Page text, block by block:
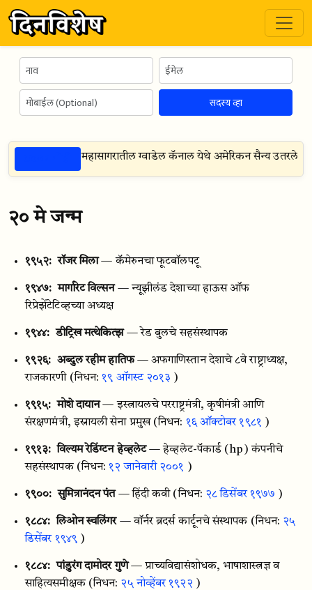
सदस्य व्हा
महायुद्ध प्रशांत महासागरातील ग्वाडेल कॅनाल येथे अमेरिकन सैन्य उतरले व
२० मे जन्म
१९५२: रॉजर मिला — कॅमेरुनचा फूटबॉलपटू
१९४७: मार्गारेट विल्सन — न्यूझीलंड देशाच्या हाऊस ऑफ
रिप्रेझेंटेटिव्हच्या अध्यक्ष
१९४४: डीट्रिख मत्थेकित्झ — रेड बुलचे सहसंस्थापक
१९२६: अब्दुल रहीम हातिफ — अफगाणिस्तान देशाचे ८वे राष्ट्राध्यक्ष,
राजकारणी (निधन:१९ ऑगस्ट २०१३ )
१९१५: मोशे दायान — इस्त्रायलचे परराष्ट्रमंत्री, कृषीमंत्री आणि
संरक्षणमंत्री, इस्रायली सेना प्रमुख (निधन: १६ ऑक्टोबर १९८१ )
१९१३: विल्यम रेडिंग्टन हेव्हलेट — हेव्हलेट-पॅकार्ड (hp) कंपनीचे
सहसंस्थापक (निधन:१२ जानेवारी २००१ )
१९००: सुमित्रानंदन पंत — हिंदी कवी (निधन: २८ डिसेंबर १९७७ )
१८८४: लिओन स्चलिंगर — वॉर्नर ब्रदर्स कार्टूनचे संस्थापक (निधन: २५
डिसेंबर १९४९)
१८८४: पांडुरंग दामोदर गुणे — प्राच्यविद्यासंशोधक, भाषाशास्त्रज्ञ व
साहित्यसमीक्षक (निधन: २५ नोव्हेंबर १९२२ )